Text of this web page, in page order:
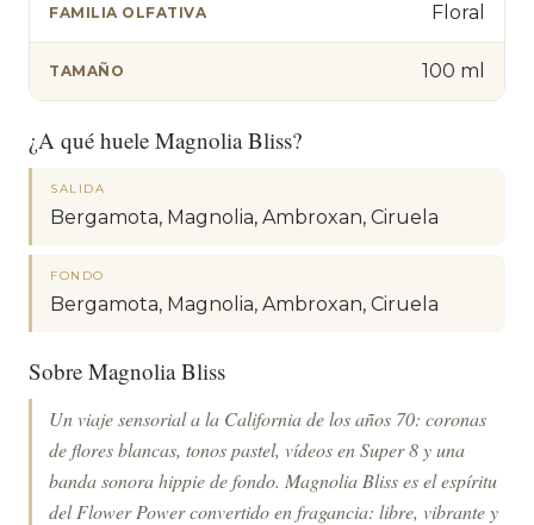
FAMILIA OLFATIVA Floral
TAMAÑO 100 ml
¿A qué huele Magnolia Bliss?
SALIDA
Bergamota, Magnolia, Ambroxan, Ciruela
FONDO
Bergamota, Magnolia, Ambroxan, Ciruela
Sobre Magnolia Bliss
Un viaje sensorial a la California de los años 70: coronas
de flores blancas, tonos pastel, vídeos en Super 8 y una
banda sonora hippie de fondo. Magnolia Bliss es el espíritu
del Flower Power convertido en fragancia: libre, vibrante y